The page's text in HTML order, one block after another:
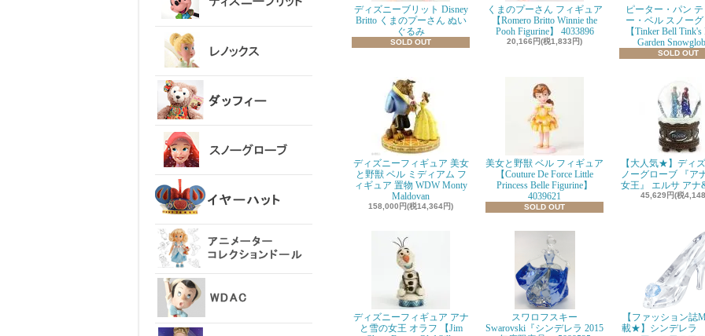
ディズニーブリット Disney
Britto くまのプーさん ぬい
ぐるみ
SOLD OUT
くまのプーさん フィギュア
【Romero Britto Winnie the
Pooh Figurine】 4033896
20,166円(税1,833円)
ピーター・パン
ー・ベル スノー
【Tinker Bell
Garden
SOLD OUT
ディズニーフィギュア 美女
と野獣 ベル ミディアム フ
ィギュア 置物 WDW Monty
Maldovan
158,000円(税14,364円)
美女と野獣 ベル フィギュア
【Couture De Force Little
Princess Belle Figurine】
4039621
SOLD OUT
【大人気★】ディ
ノーグローブ 『ア
女王』 エルサ アナ
45,629円(税
ディズニーフィギュア アナ
と雪の女王 オラフ 【Jim
スワロフスキー
Swarovski『シンデレラ 2015
【ファッション誌
載★】シンデレラ